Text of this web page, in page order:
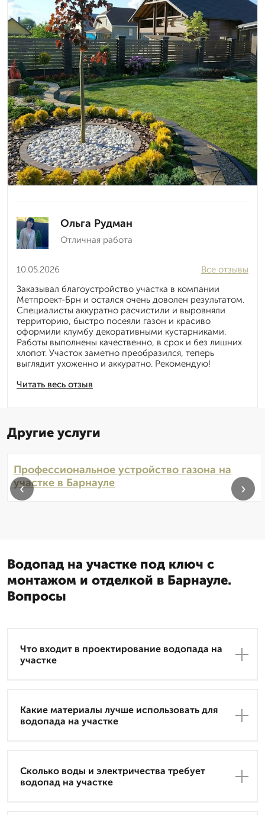
Ольга Рудман
Отличная работа
10.05.2026
Читать весь отзыв
Все отзывы
Заказывал благоустройство участка в компании
Метпроект-Брн и остался очень доволен результатом.
Специалисты аккуратно расчистили и выровняли
территорию, быстро посеяли газон и красиво
оформили клумбу декоративными кустарниками.
Работы выполнены качественно, в срок и без лишних
хлопот. Участок заметно преобразился, теперь
выглядит ухоженно и аккуратно. Рекомендую!
Другие услуги
Профессиональное устройство газона на
участке в Барнауле
‹ ›
Водопад на участке под ключ с
монтажом и отделкой в Барнауле.
Вопросы
Что входит в проектирование водопада на
участке
Какие материалы лучше использовать для
водопада на участке
Сколько воды и электричества требует
водопад на участке